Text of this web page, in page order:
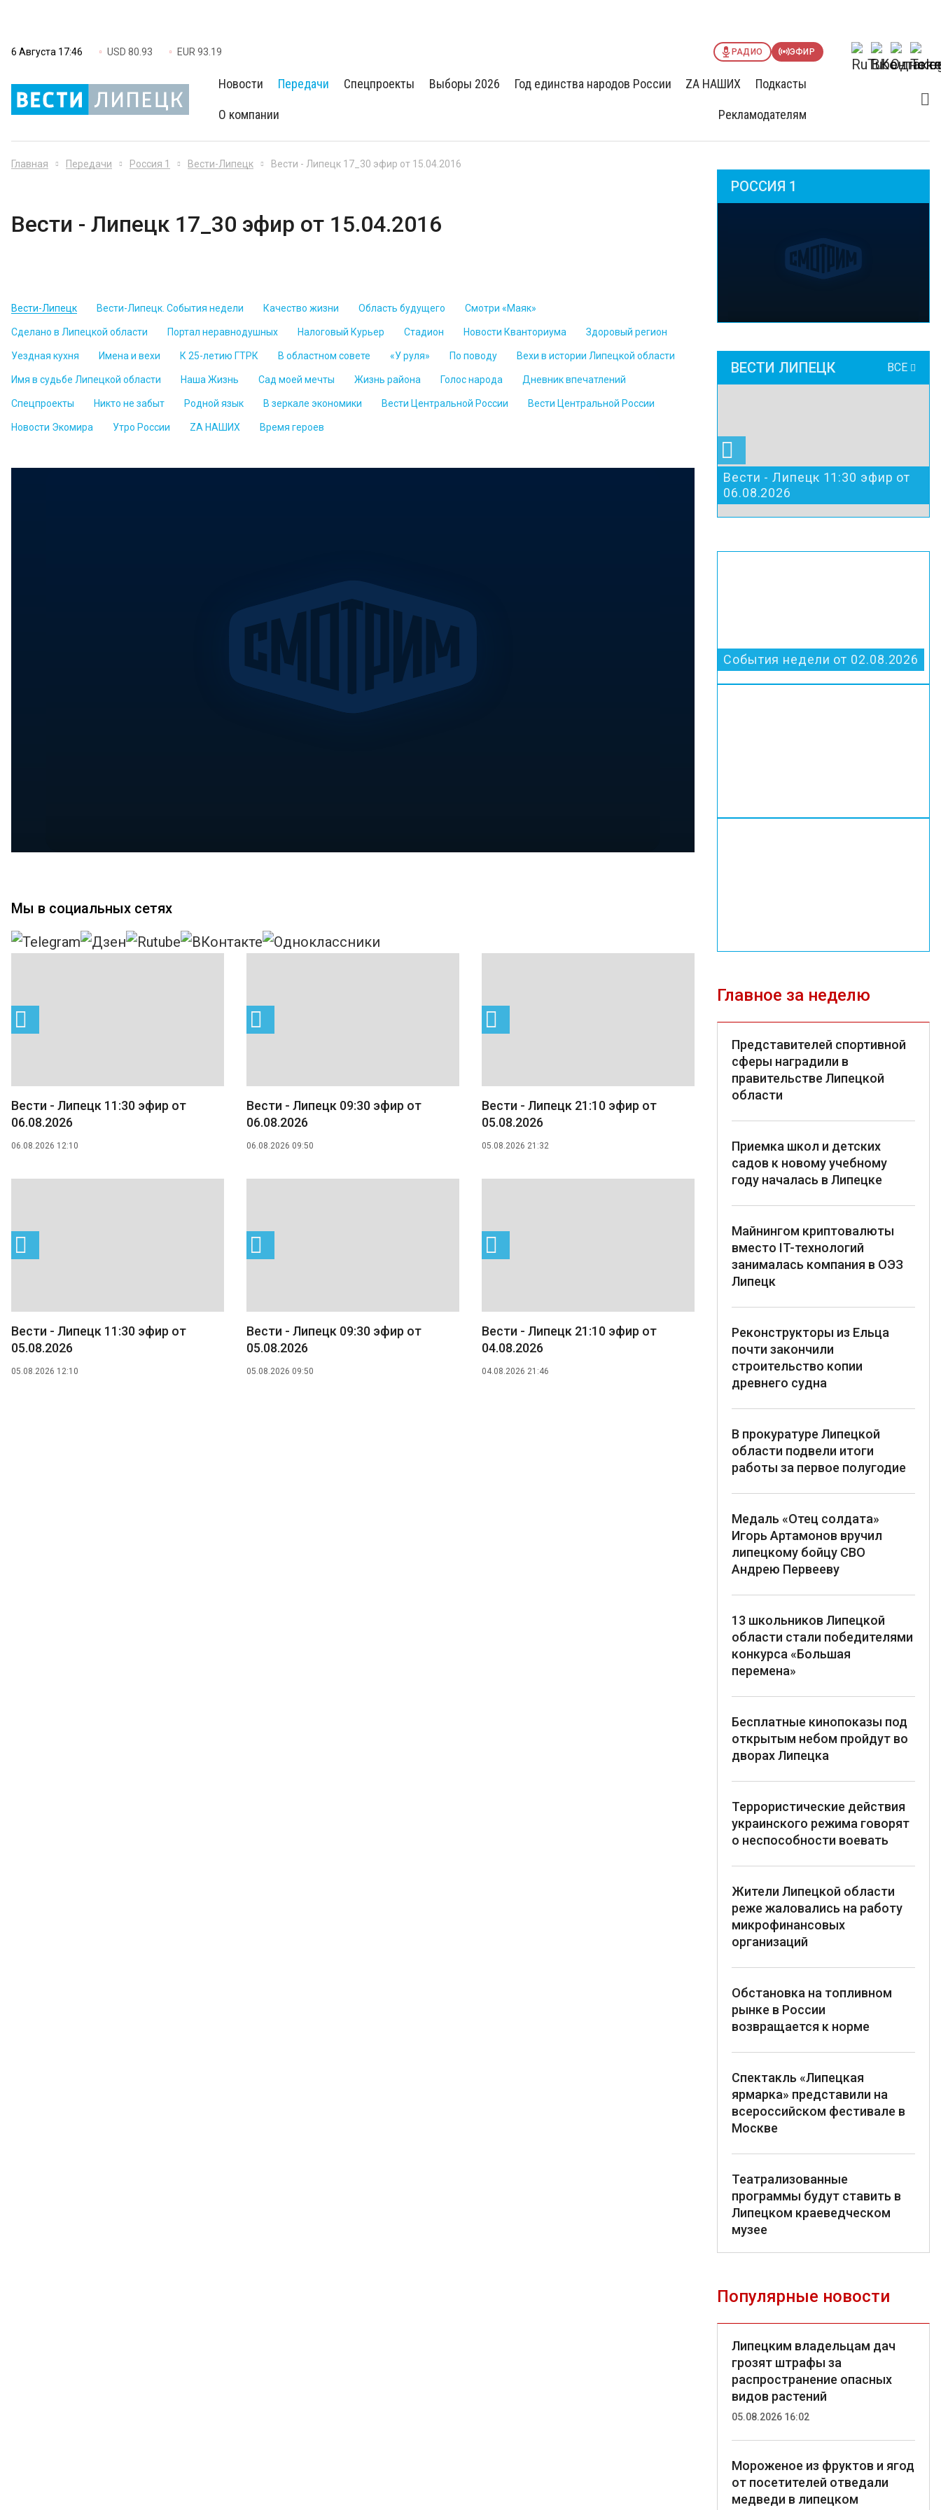
6 Августа 17:46 USD 80.93 EUR 93.19 РАДИО ЭФИР
Новости Передачи Спецпроекты Выборы 2026 Год единства народов России ZА НАШИХ Подкасты
О компании Рекламодателям
Главная Передачи Россия 1 Вести-Липецк Вести - Липецк 17_30 эфир от 15.04.2016
Вести - Липецк 17_30 эфир от 15.04.2016
Вести-Липецк Вести-Липецк. События недели Качество жизни Область будущего Смотри «Маяк»
Сделано в Липецкой области Портал неравнодушных Налоговый Курьер Стадион Новости Кванториума Здоровый регион
Уездная кухня Имена и вехи К 25-летию ГТРК В областном совете «У руля» По поводу Вехи в истории Липецкой области
Имя в судьбе Липецкой области Наша Жизнь Сад моей мечты Жизнь района Голос народа Дневник впечатлений
Спецпроекты Никто не забыт Родной язык В зеркале экономики Вести Центральной России Вести Центральной России
Новости Экомира Утро России ZА НАШИХ Время героев
Мы в социальных сетях
Вести - Липецк 11:30 эфир от
06.08.2026
06.08.2026 12:10
Вести - Липецк 09:30 эфир от
06.08.2026
06.08.2026 09:50
Вести - Липецк 21:10 эфир от
05.08.2026
05.08.2026 21:32
Вести - Липецк 11:30 эфир от
05.08.2026
05.08.2026 12:10
Вести - Липецк 09:30 эфир от
05.08.2026
05.08.2026 09:50
Вести - Липецк 21:10 эфир от
04.08.2026
04.08.2026 21:46
РОССИЯ 1
ВЕСТИ ЛИПЕЦК ВСЕ
Вести - Липецк 11:30 эфир от
06.08.2026
События недели от 02.08.2026
Главное за неделю
Представителей спортивной
сферы наградили в
правительстве Липецкой
области
Приемка школ и детских
садов к новому учебному
году началась в Липецке
Майнингом криптовалюты
вместо IT-технологий
занималась компания в ОЭЗ
Липецк
Реконструкторы из Ельца
почти закончили
строительство копии
древнего судна
В прокуратуре Липецкой
области подвели итоги
работы за первое полугодие
Медаль «Отец солдата»
Игорь Артамонов вручил
липецкому бойцу СВО
Андрею Первееву
13 школьников Липецкой
области стали победителями
конкурса «Большая
перемена»
Бесплатные кинопоказы под
открытым небом пройдут во
дворах Липецка
Террористические действия
украинского режима говорят
о неспособности воевать
Жители Липецкой области
реже жаловались на работу
микрофинансовых
организаций
Обстановка на топливном
рынке в России
возвращается к норме
Спектакль «Липецкая
ярмарка» представили на
всероссийском фестивале в
Москве
Театрализованные
программы будут ставить в
Липецком краеведческом
музее
Популярные новости
Липецким владельцам дач
грозят штрафы за
распространение опасных
видов растений
05.08.2026 16:02
Мороженое из фруктов и ягод
от посетителей отведали
медведи в липецком